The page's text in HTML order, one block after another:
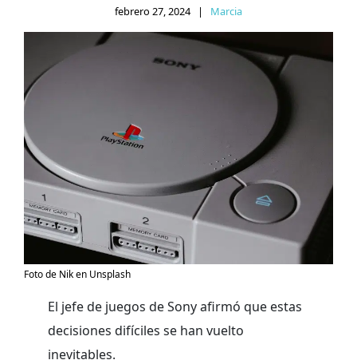
febrero 27, 2024 | Marcia
Foto de Nik en Unsplash
El jefe de juegos de Sony afirmó que estas
decisiones difíciles se han vuelto
inevitables.